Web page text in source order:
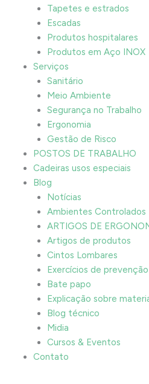
Tapetes e estrados
Escadas
Produtos hospitalares
Produtos em Aço INOX
Serviços
Sanitário
Meio Ambiente
Segurança no Trabalho
Ergonomia
Gestão de Risco
POSTOS DE TRABALHO
Cadeiras usos especiais
Blog
Notícias
Ambientes Controlados
ARTIGOS DE
Artigos de produtos
Cintos Lombares
Exercícios de prevenção
Bate papo
Explicação sobre
Blog técnico
Midia
Cursos & Eventos
Contato